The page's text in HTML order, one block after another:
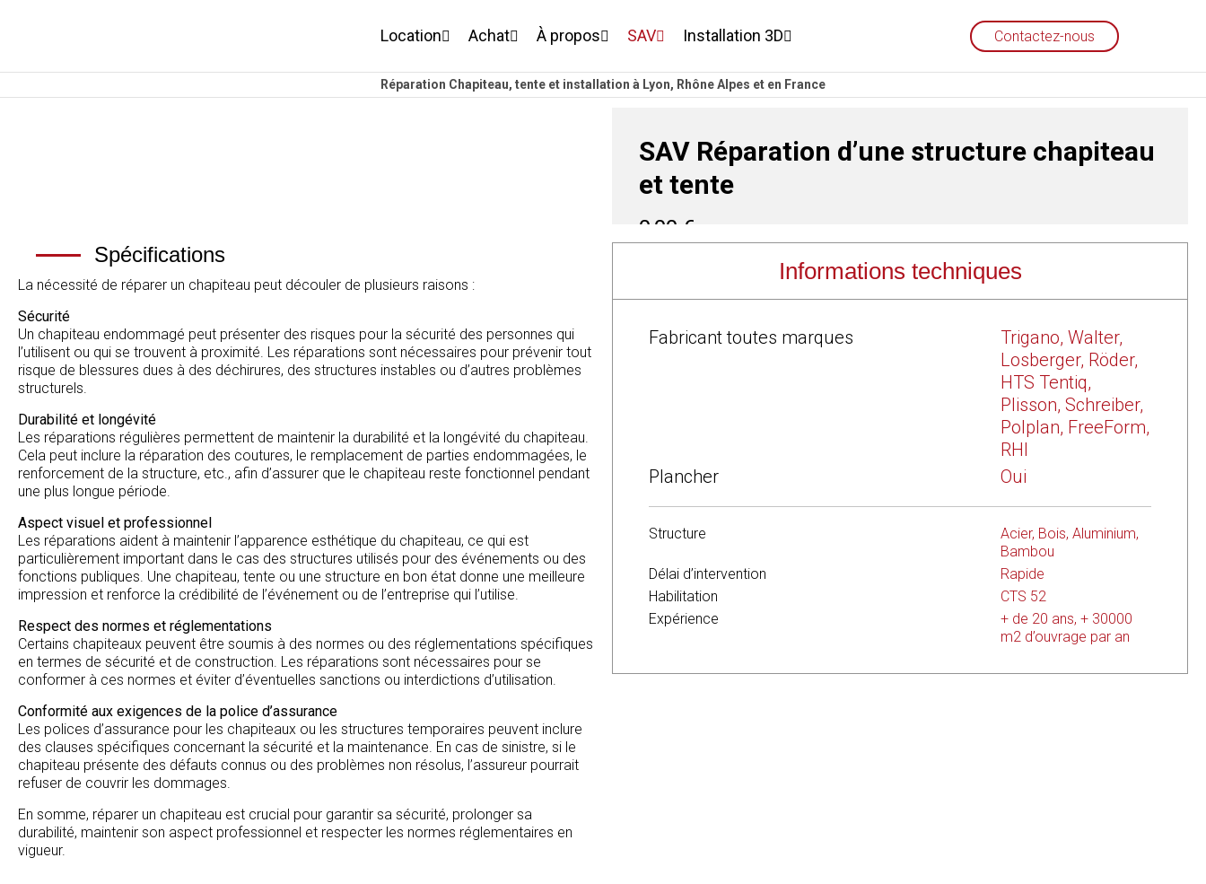
Location Achat À propos SAV Installation 3D Contactez-nous
Réparation Chapiteau, tente et installation à Lyon, Rhône Alpes et en France
SAV Réparation d’une structure chapiteau
et tente
0,00 €
Pourquoi réparer un Chapiteau, tente ou structure :
Spécifications
La nécessité de réparer un chapiteau peut découler de plusieurs raisons :
Sécurité
Un chapiteau endommagé peut présenter des risques pour la sécurité des personnes qui
l’utilisent ou qui se trouvent à proximité. Les réparations sont nécessaires pour prévenir tout
risque de blessures dues à des déchirures, des structures instables ou d’autres problèmes
structurels.
Durabilité et longévité
Les réparations régulières permettent de maintenir la durabilité et la longévité du chapiteau.
Cela peut inclure la réparation des coutures, le remplacement de parties endommagées, le
renforcement de la structure, etc., afin d’assurer que le chapiteau reste fonctionnel pendant
une plus longue période.
Aspect visuel et professionnel
Les réparations aident à maintenir l’apparence esthétique du chapiteau, ce qui est
particulièrement important dans le cas des structures utilisés pour des événements ou des
fonctions publiques. Une chapiteau, tente ou une structure en bon état donne une meilleure
impression et renforce la crédibilité de l’événement ou de l’entreprise qui l’utilise.
Respect des normes et réglementations
Certains chapiteaux peuvent être soumis à des normes ou des réglementations spécifiques
en termes de sécurité et de construction. Les réparations sont nécessaires pour se
conformer à ces normes et éviter d’éventuelles sanctions ou interdictions d’utilisation.
Conformité aux exigences de la police d’assurance
Les polices d’assurance pour les chapiteaux ou les structures temporaires peuvent inclure
des clauses spécifiques concernant la sécurité et la maintenance. En cas de sinistre, si le
chapiteau présente des défauts connus ou des problèmes non résolus, l’assureur pourrait
refuser de couvrir les dommages.
En somme, réparer un chapiteau est crucial pour garantir sa sécurité, prolonger sa
durabilité, maintenir son aspect professionnel et respecter les normes réglementaires en
vigueur.
Informations techniques
Fabricant toutes marques
Trigano, Walter,
Losberger, Röder,
HTS Tentiq,
Plisson, Schreiber,
Polplan, FreeForm,
RHI
Plancher
Oui
Structure
Acier, Bois, Aluminium,
Bambou
Délai d’intervention
Rapide
Habilitation
CTS 52
Expérience
+ de 20 ans, + 30000
m2 d’ouvrage par an